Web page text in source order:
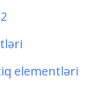
elementləri